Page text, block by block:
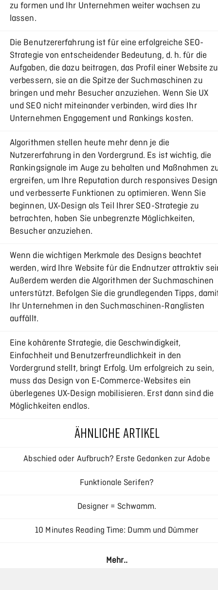
zu formen und Ihr Unternehmen weiter wachsen zu
lassen.
Die Benutzererfahrung ist für eine erfolgreiche SEO-
Strategie von entscheidender Bedeutung, d. h. für die
Aufgaben, die dazu beitragen, das Profil einer Website zu
verbessern, sie an die Spitze der Suchmaschinen zu
bringen und mehr Besucher anzuziehen. Wenn Sie UX
und SEO nicht miteinander verbinden, wird dies Ihr
Unternehmen Engagement und Rankings kosten.
Algorithmen stellen heute mehr denn je die
Nutzererfahrung in den Vordergrund. Es ist wichtig, die
Rankingsignale im Auge zu behalten und Maßnahmen
ergreifen, um Ihre Reputation durch responsives Design
und verbesserte Funktionen zu optimieren. Wenn Sie
beginnen, UX-Design als Teil Ihrer SEO-Strategie zu
betrachten, haben Sie unbegrenzte Möglichkeiten,
Besucher anzuziehen.
Wenn die wichtigen Merkmale des Designs beachtet
werden, wird Ihre Website für die Endnutzer attraktiv
Außerdem werden die Algorithmen der Suchmaschinen
unterstützt. Befolgen Sie die grundlegenden Tipps,
Ihr Unternehmen in den Suchmaschinen-Ranglisten
auffällt.
Eine kohärente Strategie, die Geschwindigkeit,
Einfachheit und Benutzerfreundlichkeit in den
Vordergrund stellt, bringt Erfolg. Um erfolgreich zu sein,
muss das Design von E-Commerce-Websites ein
überlegenes UX-Design mobilisieren. Erst dann sind die
Möglichkeiten endlos.
ÄHNLICHE ARTIKEL
Abschied oder Aufbruch? Erste Gedanken zur Adobe
Creative Cloud
Funktionale Serifen?
Designer = Schwamm.
10 Minutes Reading Time: Dumm und Dümmer
Responsive Typography – Interview mit Oliver
Mehr..